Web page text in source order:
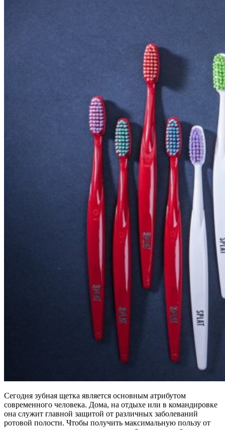
Сегодня зубная щетка является основным атрибутом
современного человека. Дома, на отдыхе или в командировке
она служит главной защитой от различных заболеваний
ротовой полости. Чтобы получить максимальную пользу от